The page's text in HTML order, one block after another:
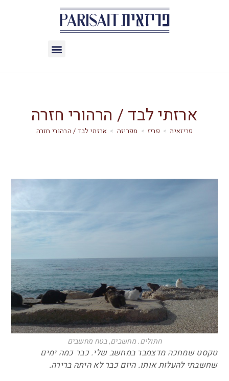
ארזתי לבד / הרהורי חזרה
> פריז > מפריזה > ארזתי לבד / הרהורי חזרה
חתולים. מחשבים, בטח מחשבים
טקסט שמחכה מדצמבר במחשב שלי. כבר כמה ימים
שחשבתי להעלות אותו. היום כבר לא היתה ברירה.